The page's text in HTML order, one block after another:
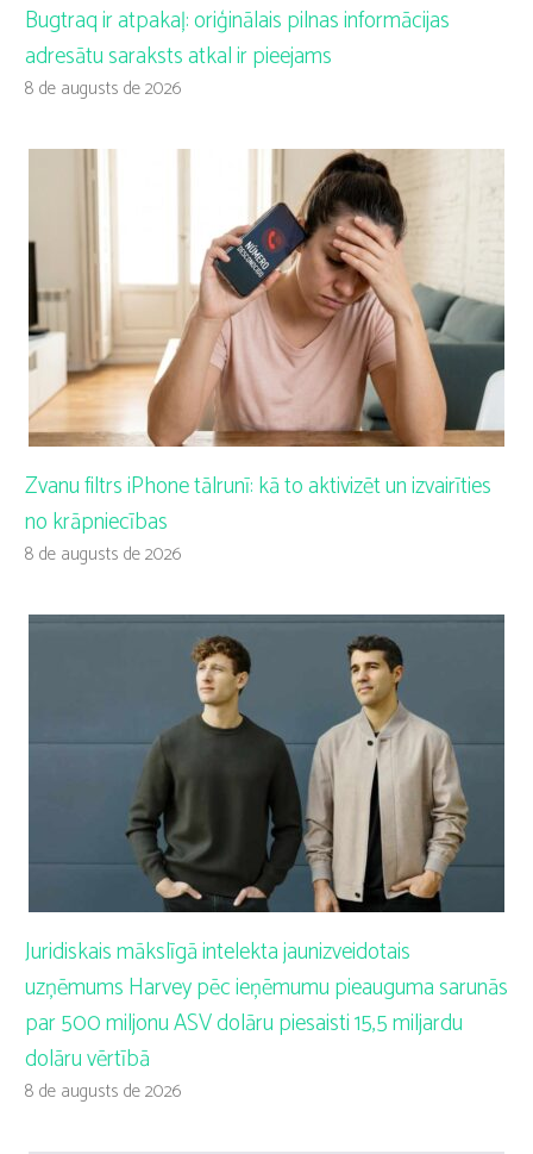
Bugtraq ir atpakaļ: oriģinālais pilnas informācijas
adresātu saraksts atkal ir pieejams
8 de augusts de 2026
Zvanu filtrs iPhone tālrunī: kā to aktivizēt un izvairīties
no krāpniecības
8 de augusts de 2026
Juridiskais mākslīgā intelekta jaunizveidotais
uzņēmums Harvey pēc ieņēmumu pieauguma sarunās
par 500 miljonu ASV dolāru piesaisti 15,5 miljardu
dolāru vērtībā
8 de augusts de 2026